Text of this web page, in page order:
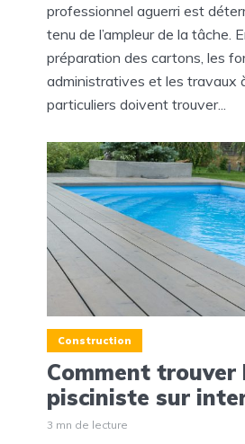
professionnel aguerri est
tenu de l’ampleur de la tâche.
préparation des cartons, les
administratives et les travaux
particuliers doivent trouver...
Construction
Comment trouver
pisciniste sur
3 mn de lecture